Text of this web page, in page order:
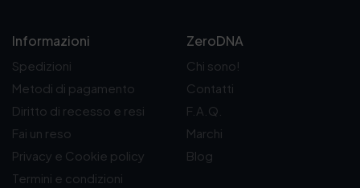
Informazioni
Spedizioni
Metodi di pagamento
Diritto di recesso e resi
Fai un reso
Privacy e Cookie policy
Termini e condizioni
ZeroDNA
Chi sono!
Contatti
F.A.Q.
Marchi
Blog